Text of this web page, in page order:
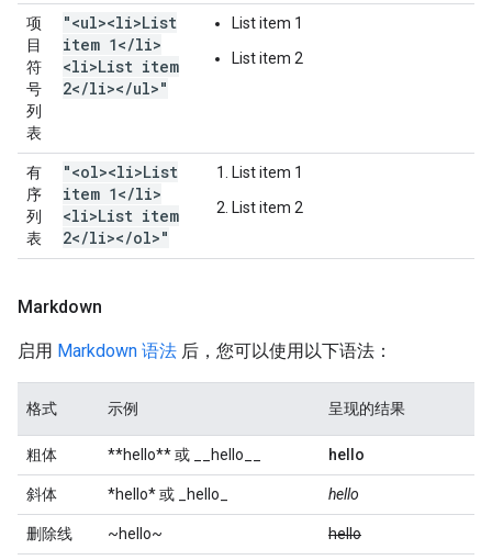
项
目
符
号
列
表
"<ul><li>List
item 1</li>
<li>List item
2</li></ul>"
List item 1
List item 2
有
序
列
表
"<ol><li>List
item 1</li>
<li>List item
2</li></ol>"
List item 1
List item 2
Markdown
启用 Markdown 语法 后，您可以使用以下语法：
格式 示例 呈现的结果
粗体 **hello** 或 __hello__ hello
斜体 *hello* 或 _hello_ hello
删除线 ~hello~ hello